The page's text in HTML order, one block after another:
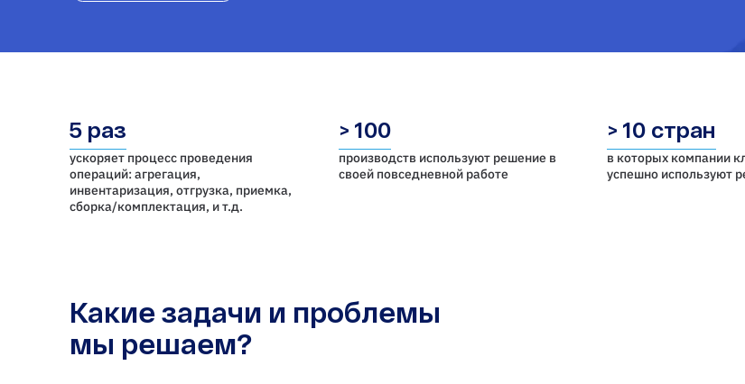
5 раз
ускоряет процесс проведения
операций: агрегация,
инвентаризация, отгрузка, приемка,
cборка/комплектация, и т.д.
> 100
производств используют решение в
своей повседневной работе
> 10 стран
в которых компании
успешно используют
Какие задачи и проблемы
мы решаем?